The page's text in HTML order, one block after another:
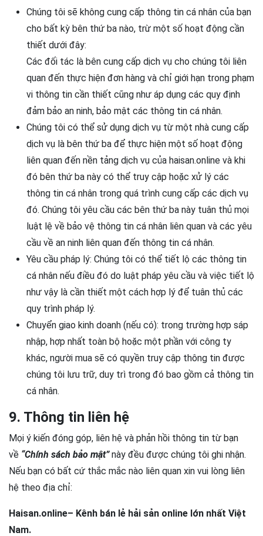
Chúng tôi sẽ không cung cấp thông tin cá nhân của bạn
cho bất kỳ bên thứ ba nào, trừ một số hoạt động cần
thiết dưới đây:
Các đối tác là bên cung cấp dịch vụ cho chúng tôi liên
quan đến thực hiện đơn hàng và chỉ giới hạn trong phạm
vi thông tin cần thiết cũng như áp dụng các quy định
đảm bảo an ninh, bảo mật các thông tin cá nhân.
Chúng tôi có thể sử dụng dịch vụ từ một nhà cung cấp
dịch vụ là bên thứ ba để thực hiện một số hoạt động
liên quan đến nền tảng dịch vụ của haisan.online và khi
đó bên thứ ba này có thể truy cập hoặc xử lý các
thông tin cá nhân trong quá trình cung cấp các dịch vụ
đó. Chúng tôi yêu cầu các bên thứ ba này tuân thủ mọi
luật lệ về bảo vệ thông tin cá nhân liên quan và các yêu
cầu về an ninh liên quan đến thông tin cá nhân.
Yêu cầu pháp lý: Chúng tôi có thể tiết lộ các thông tin
cá nhân nếu điều đó do luật pháp yêu cầu và việc tiết lộ
như vậy là cần thiết một cách hợp lý để tuân thủ các
quy trình pháp lý.
Chuyển giao kinh doanh (nếu có): trong trường hợp sáp
nhập, hợp nhất toàn bộ hoặc một phần với công ty
khác, người mua sẽ có quyền truy cập thông tin được
chúng tôi lưu trữ, duy trì trong đó bao gồm cả thông tin
cá nhân.
9. Thông tin liên hệ
Mọi ý kiến đóng góp, liên hệ và phản hồi thông tin từ bạn
về “Chính sách bảo mật”này đều được chúng tôi ghi nhận.
Nếu bạn có bất cứ thắc mắc nào liên quan xin vui lòng liên
hệ theo địa chỉ:
Haisan.online– Kênh bán lẻ hải sản online lớn nhất Việt
Nam.